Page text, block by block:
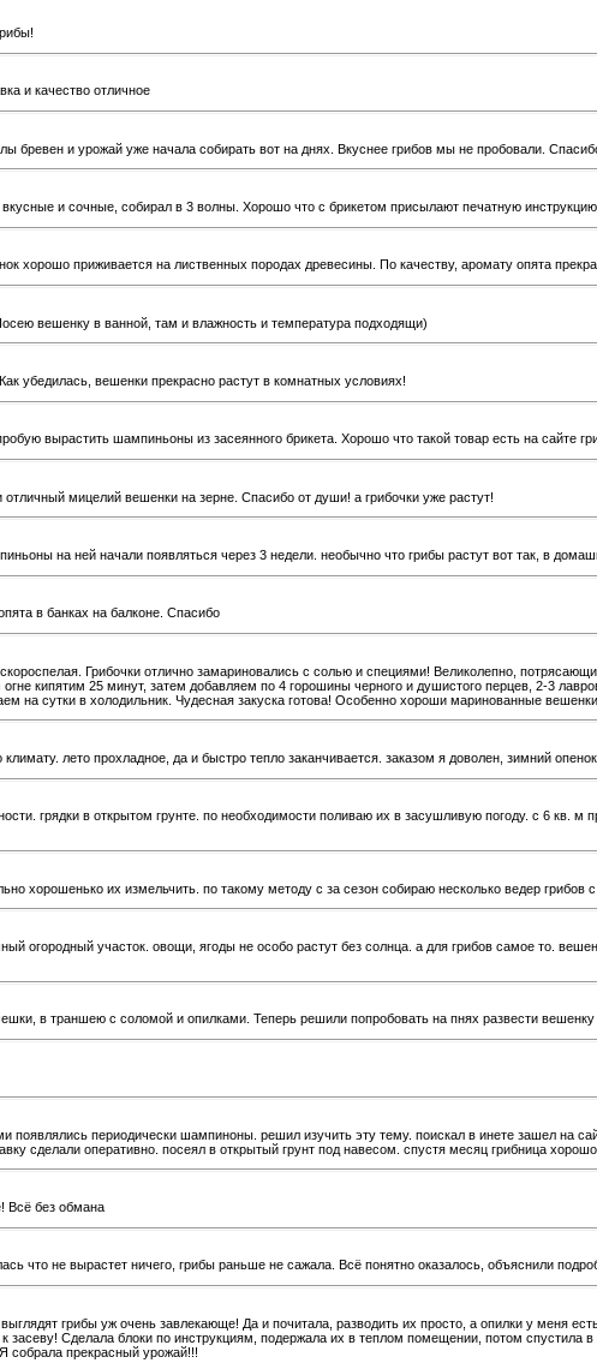
и качество отличное
бревен и урожай уже начала собирать вот на днях. Вкуснее грибов мы не пробовали.
и сочные, собирал в 3 волны. Хорошо что с брикетом присылают печатную инструкцию.
хорошо приживается на лиственных породах древесины. По качеству, аромату опята
вешенку в ванной, там и влажность и температура подходящи)
убедилась, вешенки прекрасно растут в комнатных условиях!
вырастить шампиньоны из засеянного брикета. Хорошо что такой товар есть на сайте
мицелий вешенки на зерне. Спасибо от души! а грибочки уже растут!
на ней начали появляться через 3 недели. необычно что грибы растут вот так, в
в банках на балконе. Спасибо
Грибочки отлично замариновались с солью и специями! Великолепно,
кипятим 25 минут, затем добавляем по 4 горошины черного и душистого перцев, 2-3
на сутки в холодильник. Чудесная закуска готова! Особенно хороши маринованные
лето прохладное, да и быстро тепло заканчивается. заказом я доволен, зимний
грядки в открытом грунте. по необходимости поливаю их в засушливую погоду. с 6 кв.
их измельчить. по такому методу с за сезон собираю несколько ведер грибов с
огородный участок. овощи, ягоды не особо растут без солнца. а для грибов самое то.
в траншею с соломой и опилками. Теперь решили попробовать на пнях развести
появлялись периодически шампиноны. решил изучить эту тему. поискал в инете зашел на
сделали оперативно. посеял в открытый грунт под навесом. спустя месяц грибница
Всё без обмана
что не вырастет ничего, грибы раньше не сажала. Всё понятно оказалось, объяснили
грибы уж очень завлекающе! Да и почитала, разводить их просто, а опилки у меня
засеву! Сделала блоки по инструкциям, подержала их в теплом помещении, потом
собрала прекрасный урожай!!!